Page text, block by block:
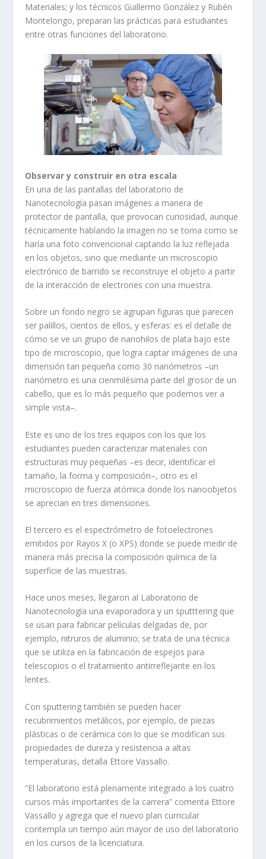
Materiales; y los técnicos Guillermo González y Rubén
Montelongo, preparan las prácticas para estudiantes
entre otras funciones del laboratorio.
Observar y construir en otra escala
En una de las pantallas del laboratorio de
Nanotecnología pasan imágenes a manera de
protector de pantalla, que provocan curiosidad, aunque
técnicamente hablando la imagen no se toma como se
haría una foto convencional captando la luz reflejada
en los objetos, sino que mediante un microscopio
electrónico de barrido se reconstruye el objeto a partir
de la interacción de electrones con una muestra.
Sobre un fondo negro se agrupan figuras que parecen
ser palillos, cientos de ellos, y esferas: es el detalle de
cómo se ve un grupo de nanohilos de plata bajo este
tipo de microscopio, que logra captar imágenes de una
dimensión tan pequeña como 30 nanómetros –un
nanómetro es una cienmilésima parte del grosor de un
cabello, que es lo más pequeño que podemos ver a
simple vista–.
Este es uno de los tres equipos con los que los
estudiantes pueden caracterizar materiales con
estructuras muy pequeñas –es decir, identificar el
tamaño, la forma y composición–, otro es el
microscopio de fuerza atómica donde los nanoobjetos
se aprecian en tres dimensiones.
El tercero es el espectrómetro de fotoelectrones
emitidos por Rayos X (o XPS) donde se puede medir de
manera más precisa la composición química de la
superficie de las muestras.
Hace unos meses, llegaron al Laboratorio de
Nanotecnología una evaporadora y un sputttering que
se usan para fabricar películas delgadas de, por
ejemplo, nitruros de aluminio; se trata de una técnica
que se utiliza en la fabricación de espejos para
telescopios o el tratamiento antirreflejante en los
lentes.
Con sputtering también se pueden hacer
recubrimientos metálicos, por ejemplo, de piezas
plásticas o de cerámica con lo que se modifican sus
propiedades de dureza y resistencia a altas
temperaturas, detalla Ettore Vassallo.
“El laboratorio está plenamente integrado a los cuatro
cursos más importantes de la carrera” comenta Ettore
Vassallo y agrega que el nuevo plan curricular
contempla un tiempo aún mayor de uso del laboratorio
en los cursos de la licenciatura.